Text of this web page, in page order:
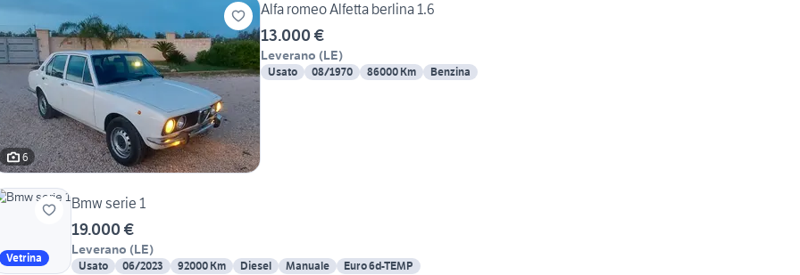
6
Alfa romeo Alfetta berlina 1.6
13.000 €
Leverano (LE)
Usato 08/1970 86000 Km Benzina
Vetrina
Bmw serie 1
19.000 €
Leverano (LE)
Usato 06/2023 92000 Km Diesel Manuale Euro 6d-TEMP